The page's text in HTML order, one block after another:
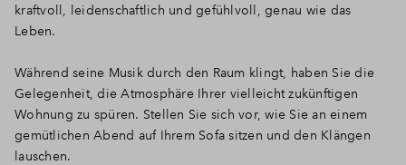
kraftvoll, leidenschaftlich und gefühlvoll, genau wie das
Leben.
Während seine Musik durch den Raum klingt, haben Sie die
Gelegenheit, die Atmosphäre Ihrer vielleicht zukünftigen
Wohnung zu spüren. Stellen Sie sich vor, wie Sie an einem
gemütlichen Abend auf Ihrem Sofa sitzen und den Klängen
lauschen.